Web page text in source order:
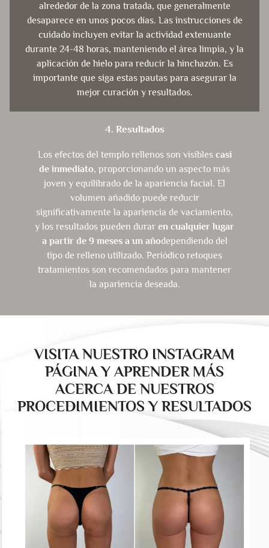
alrededor de la zona tratada, que generalmente
desaparece en unos pocos días. Las instrucciones de
cuidado incluyen evitar la actividad extenuante
durante 24-48 horas, manteniendo el área limpia, y la
aplicación de hielo para reducir la hinchazón. Es
importante que siga estas pautas para asegurar la
mejor curación y resultados.
4. Resultados
Los efectos del templo rellenos son visiblescasi
de inmediato, proporcionando un aspecto más
joven y equilibrado de la apariencia facial. El
volumen añadido puede reducir
significativamente la apariencia de vaciamiento,
y los resultados pueden durar en cualquier lugar
a partir de 9 meses a un añodependiendo del
tipo de relleno utilizado. Periódico retoques
tratamientos son recomendados para mantener
la apariencia deseada.
VISITA NUESTRO INSTAGRAM
PÁGINA Y APRENDER MÁS
ACERCA DE NUESTROS
PROCEDIMIENTOS Y RESULTADOS
drducu.clinics